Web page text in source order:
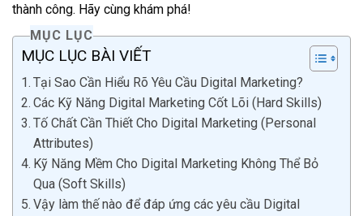
thành công. Hãy cùng khám phá!
MỤC LỤC
MỤC LỤC BÀI VIẾT
Tại Sao Cần Hiểu Rõ Yêu Cầu Digital Marketing?
Các Kỹ Năng Digital Marketing Cốt Lõi (Hard Skills)
Tố Chất Cần Thiết Cho Digital Marketing (Personal
Attributes)
Kỹ Năng Mềm Cho Digital Marketing Không Thể Bỏ
Qua (Soft Skills)
Vậy làm thế nào để đáp ứng các yêu cầu Digital